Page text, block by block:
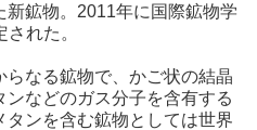
鉱物。2011年に国際鉱物学
れた。
なる鉱物で、かご状の結晶
などのガス分子を含有する
ンを含む鉱物としては世界